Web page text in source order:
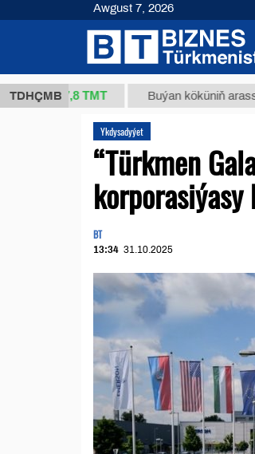
TDHÇMB
37,8 ТМТ Buýan köküniň
Ykdysadyýet
“Türkmen
BT
13:34 31.10.2025
Awgust 7, 2026